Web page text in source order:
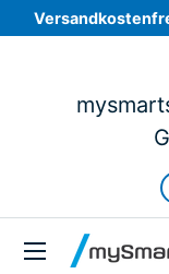
Skip to content
Menu